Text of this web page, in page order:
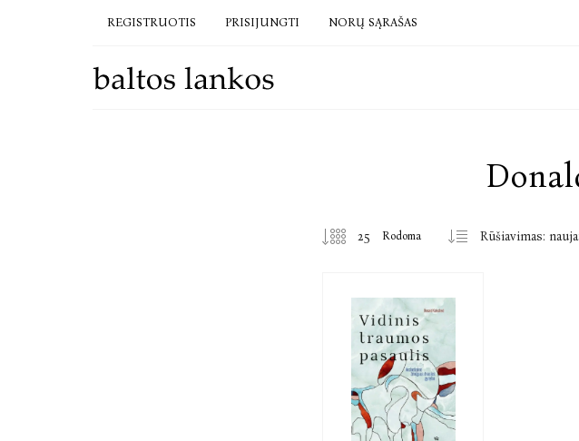
REGISTRUOTIS PRISIJUNGTI NORŲ SĄRAŠAS
Rodoma